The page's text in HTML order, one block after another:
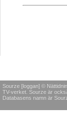
Sourze [loggan] ©
TV-verket. Sourze är
Databasens namn är